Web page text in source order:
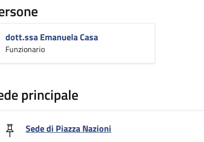
dott.ssa Emanuela Casa
Funzionario
principale
Sede di Piazza Nazioni